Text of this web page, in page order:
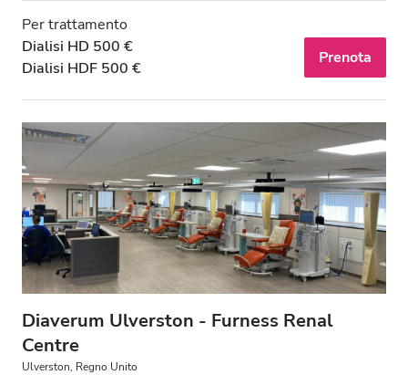
Per trattamento
Dialisi HD 500 €
Dialisi HDF 500 €
Prenota
Diaverum Ulverston - Furness Renal
Centre
Ulverston, Regno Unito